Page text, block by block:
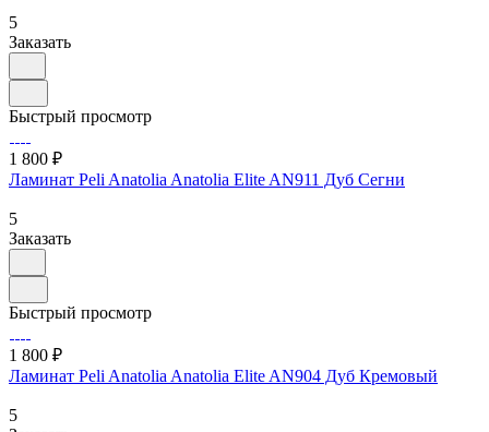
5
Заказать
Быстрый просмотр
1 800 ₽
Ламинат Peli Anatolia Anatolia Elite AN911 Дуб Сегни
5
Заказать
Быстрый просмотр
1 800 ₽
Ламинат Peli Anatolia Anatolia Elite AN904 Дуб Кремовый
5